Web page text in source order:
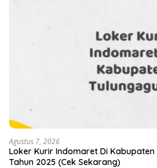
Agustus 7, 2026
Loker Kurir Indomaret Di
Tahun 2025 (Cek Sekarang)